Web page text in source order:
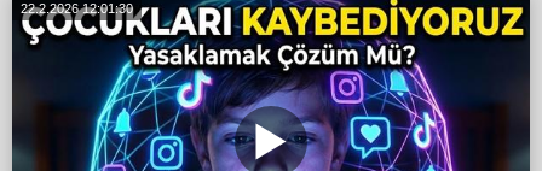
22.2.2026 12:01:30